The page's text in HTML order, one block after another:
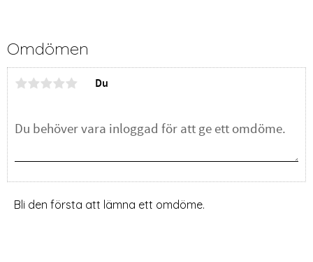
Omdömen
Du
Bli den första att lämna ett omdöme.